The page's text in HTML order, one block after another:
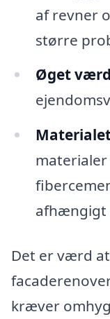
af revner
større
Øget
afhængigt
Det er værd
kræver